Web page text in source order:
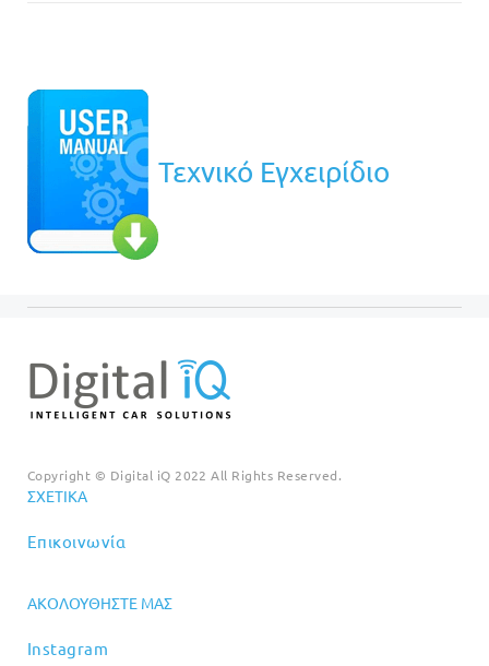
Τεχνικό Εγχειρίδιο
Copyright © Digital iQ 2022 All Rights Reserved.
ΣΧΕΤΙΚΆ
Επικοινωνία
ΑΚΟΛΟΥΘΉΣΤΕ ΜΑΣ
Instagram